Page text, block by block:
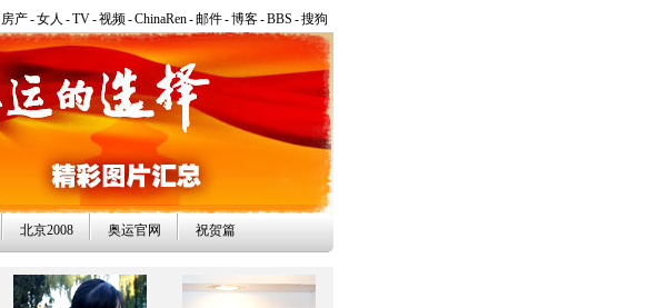
房产-女人 -TV-视频-ChinaRen-邮件-博客-BBS -搜狗
北京2008 奥运官网 祝贺篇